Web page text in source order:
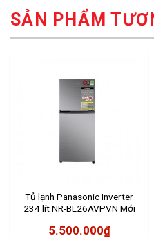
SẢN PHẨM
Tủ lạnh Panasonic Inverter
234 lít NR-BL26AVPVN Mới
5.500.000₫